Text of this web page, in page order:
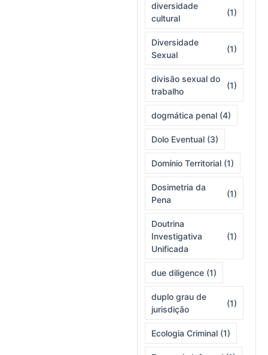
diversidade
cultural
(1)
Diversidade
Sexual
(1)
divisão sexual do
trabalho
(1)
dogmática penal (4)
Dolo Eventual (3)
Domínio Territorial (1)
Dosimetria da
Pena
(1)
Doutrina
Investigativa
Unificada
(1)
due diligence (1)
duplo grau de
jurisdição
(1)
Ecologia Criminal (1)